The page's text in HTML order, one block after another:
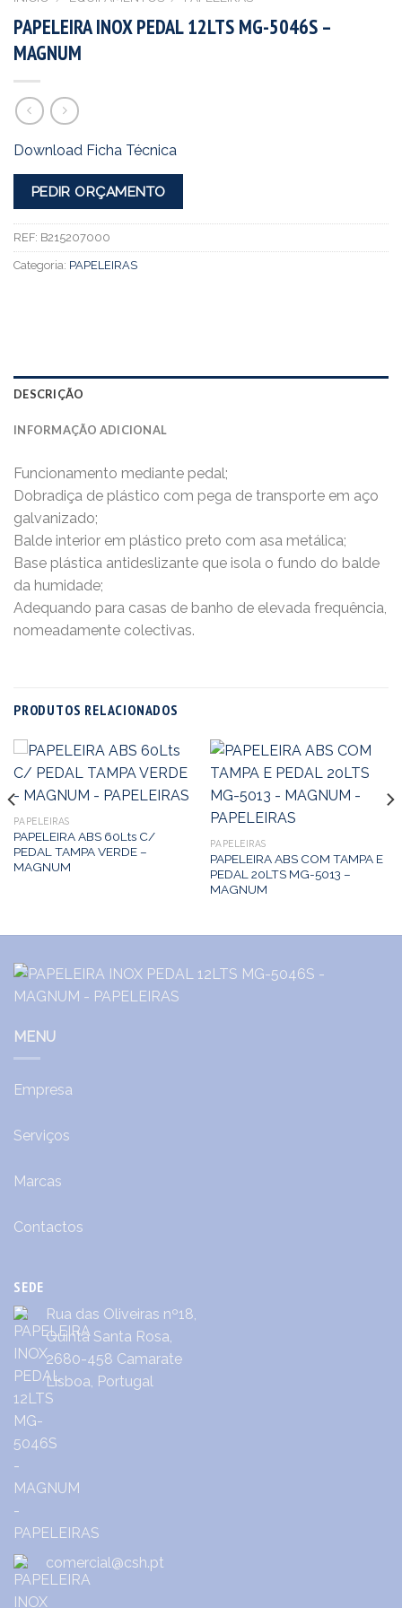
PAPELEIRA INOX PEDAL 12LTS MG-5046S –
MAGNUM
Download Ficha Técnica
PEDIR ORÇAMENTO
REF: B215207000
Categoria: PAPELEIRAS
DESCRIÇÃO
INFORMAÇÃO ADICIONAL
Funcionamento mediante pedal;
Dobradiça de plástico com pega de transporte em aço
galvanizado;
Balde interior em plástico preto com asa metálica;
Base plástica antideslizante que isola o fundo do balde
da humidade;
Adequando para casas de banho de elevada frequência,
nomeadamente colectivas.
PRODUTOS RELACIONADOS
PAPELEIRAS
PAPELEIRA ABS 60Lts C/
PEDAL TAMPA VERDE –
MAGNUM
PAPELEIRAS
PAPELEIRA ABS COM TAMPA E
PEDAL 20LTS MG-5013 –
MAGNUM
MENU
Empresa
Serviços
Marcas
Contactos
SEDE
Rua das Oliveiras nº18,
Quinta Santa Rosa,
2680-458 Camarate
Lisboa, Portugal
comercial@csh.pt